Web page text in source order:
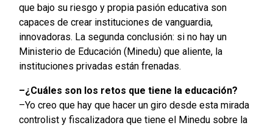
que bajo su riesgo y propia pasión educativa son
capaces de crear instituciones de vanguardia,
innovadoras. La segunda conclusión: si no hay un
Ministerio de Educación (Minedu) que aliente, la
instituciones privadas están frenadas.
–¿Cuáles son los retos que tiene la educación?
–Yo creo que hay que hacer un giro desde esta mirada
controlist y fiscalizadora que tiene el Minedu sobre la